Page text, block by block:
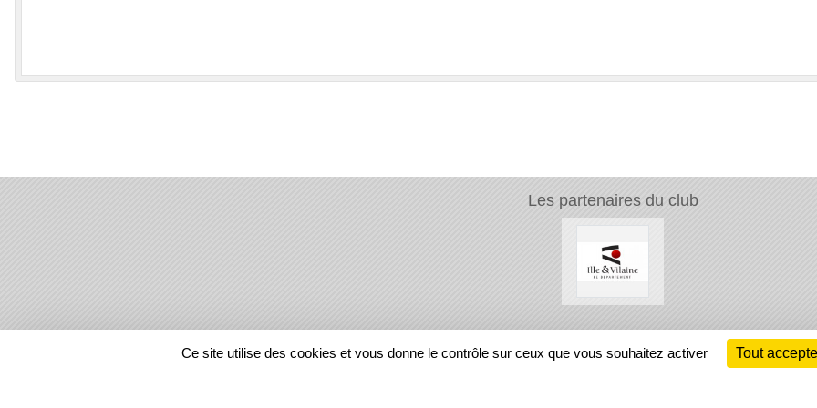
Les partenaires du club
REGIONS
Ce site utilise des cookies et vous donne le contrôle sur ceux que vous souhaitez activer Tout